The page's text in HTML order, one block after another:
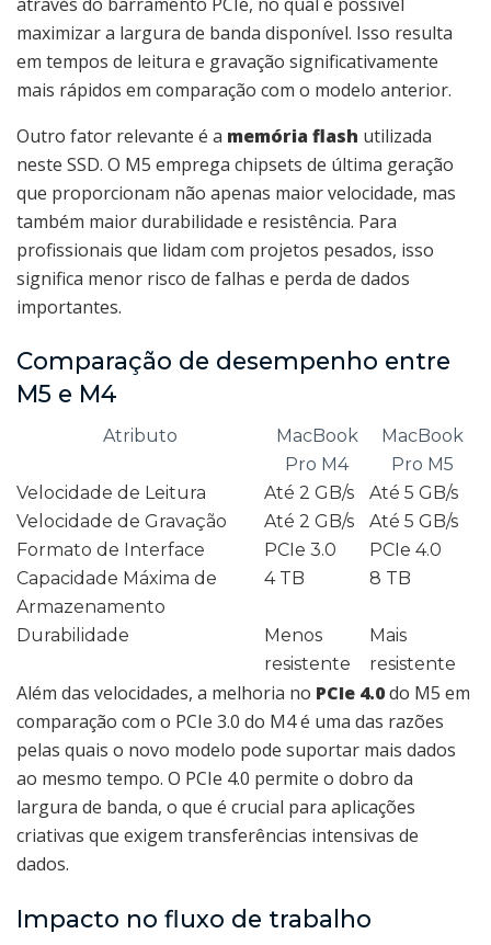
maximizar a largura de banda disponível. Isso resulta
em tempos de leitura e gravação significativamente
mais rápidos em comparação com o modelo anterior.
Outro fator relevante é a memória flash utilizada
neste SSD. O M5 emprega chipsets de última geração
que proporcionam não apenas maior velocidade, mas
também maior durabilidade e resistência. Para
profissionais que lidam com projetos pesados, isso
significa menor risco de falhas e perda de dados
importantes.
Comparação de desempenho entre
M5 e M4
Atributo
MacBook
Pro M4
MacBook
Pro M5
Velocidade de Leitura
Até 2 GB/s
Até 5 GB/s
Velocidade de Gravação
Até 2 GB/s
Até 5 GB/s
Formato de Interface
PCIe 3.0
PCIe 4.0
Capacidade Máxima de
Armazenamento
4 TB 8 TB
Durabilidade
Menos
resistente
Mais
resistente
Além das velocidades, a melhoria no PCIe 4.0do M5 em
comparação com o PCIe 3.0 do M4 é uma das razões
pelas quais o novo modelo pode suportar mais dados
ao mesmo tempo. O PCIe 4.0 permite o dobro da
largura de banda, o que é crucial para aplicações
criativas que exigem transferências intensivas de
dados.
Impacto no fluxo de trabalho